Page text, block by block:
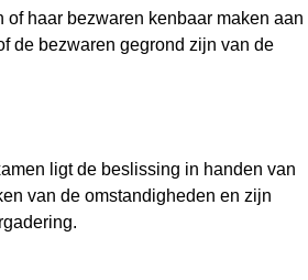
haar bezwaren kenbaar maken aan
de bezwaren gegrond zijn van de
ligt de beslissing in handen van
van de omstandigheden en zijn